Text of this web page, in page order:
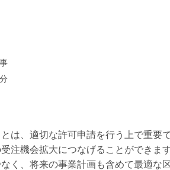
は、適切な許可申請を行う上で重要
注機会拡大につなげることができま
く、将来の事業計画も含めて最適な